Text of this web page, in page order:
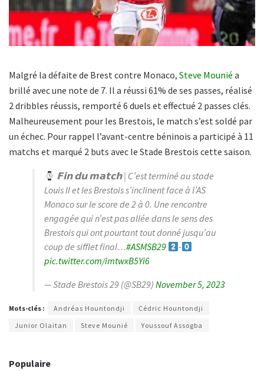
Malgré la défaite de Brest contre Monaco, Steve Mounié a
brillé avec une note de 7. Il a réussi 61% de ses passes, réalisé
2 dribbles réussis, remporté 6 duels et effectué 2 passes clés.
Malheureusement pour les Brestois, le match s’est soldé par
un échec. Pour rappel l’avant-centre béninois a participé à 11
matchs et marqué 2 buts avec le Stade Brestois cette saison.
𝗙𝗶𝗻 𝗱𝘂 𝗺𝗮𝘁𝗰𝗵 | C’est terminé au stade
Louis II et les Brestois s’inclinent face à l’AS
Monaco sur le score de 2 à 0. Une rencontre
engagée qui n’est pas allée dans le sens des
Brestois qui ont pourtant tout donné jusqu’au
coup de sifflet final…#ASMSB29
-
pic.twitter.com/imtwxB5Yi6
— Stade Brestois 29 (@SB29) November 5, 2023
Mots-clés : Andréas Hountondji
Cédric Hountondji
Junior Olaitan
Steve Mounié Youssouf Assogba
Populaire